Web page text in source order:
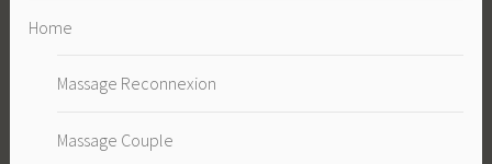
Home
Massage Reconnexion
Massage Couple